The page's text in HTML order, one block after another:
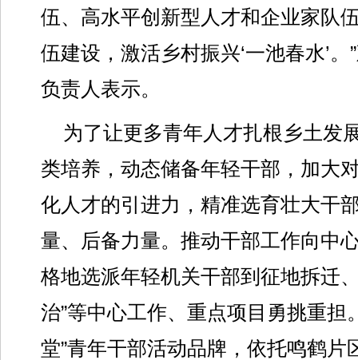
伍、高水平创新型人才和企业家队
伍建设，激活乡村振兴‘一池春水’
负责人表示。
为了让更多青年人才扎根乡土发
类培养，动态储备年轻干部，加大
化人才的引进力，精准选育壮大干
量、后备力量。推动干部工作向中
格地选派年轻机关干部到征地拆迁
治”等中心工作、重点项目勇挑重担
堂”青年干部活动品牌，依托鸣鹤片